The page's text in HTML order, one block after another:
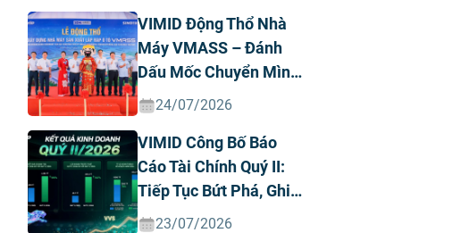
Nhân
VIMID Động Thổ Nhà
Máy VMASS – Đánh
Dấu Mốc Chuyển Mình
Chiến Lược
24/07/2026
VIMID Công Bố Báo
Cáo Tài Chính Quý II:
Tiếp Tục Bứt Phá, Ghi
Nhận Doanh Thu Và
23/07/2026